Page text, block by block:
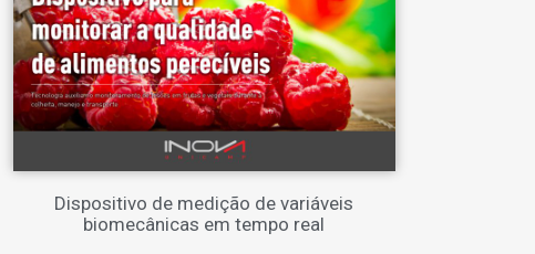
Dispositivo de medição de variáveis
biomecânicas em tempo real